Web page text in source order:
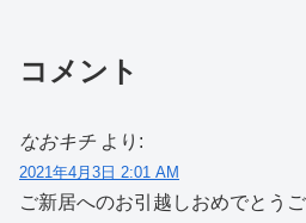
コメント
なおキチ より:
2021年4月3日 2:01 AM
ご新居へのお引越しおめでとうご